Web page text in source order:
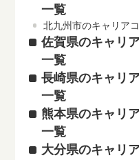
一覧
北九州市のキャリア
佐賀県のキャリ
一覧
長崎県のキャリ
一覧
熊本県のキャリ
一覧
大分県のキャリ